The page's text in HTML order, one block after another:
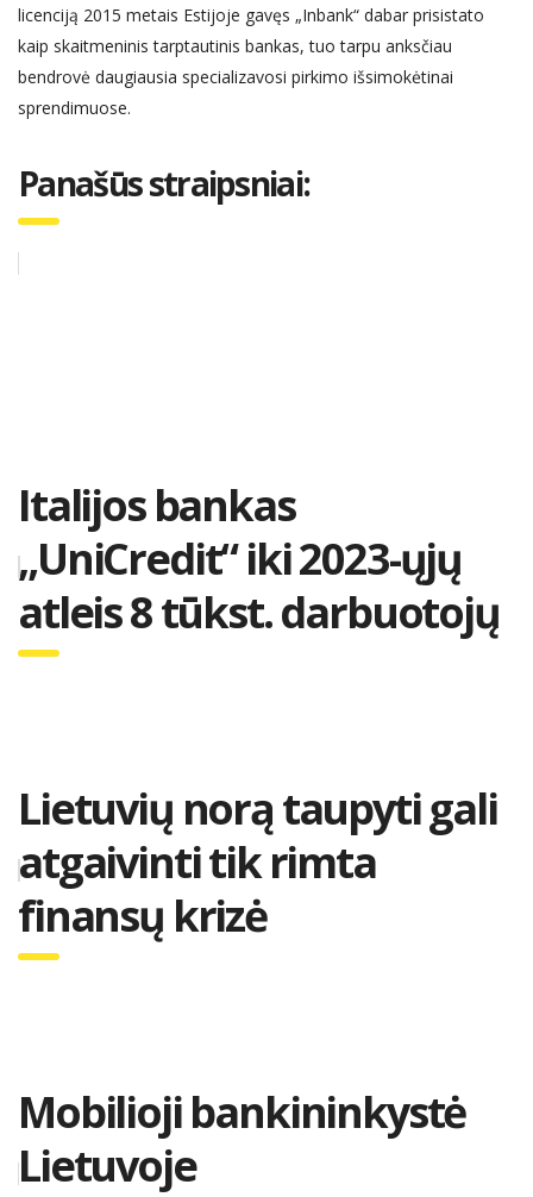
licenciją 2015 metais Estijoje gavęs „Inbank“ dabar prisistato
kaip skaitmeninis tarptautinis bankas, tuo tarpu anksčiau
bendrovė daugiausia specializavosi pirkimo išsimokėtinai
sprendimuose.
Panašūs straipsniai:
Italijos bankas
„UniCredit“ iki 2023-ųjų
atleis 8 tūkst. darbuotojų
Lietuvių norą taupyti gali
atgaivinti tik rimta
finansų krizė
Mobilioji bankininkystė
Lietuvoje